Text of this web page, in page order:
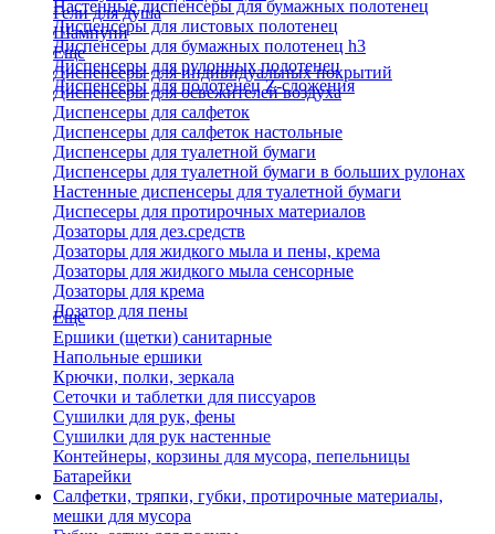
Гели для душа
Шампуни
Настенные диспенсеры для бумажных полотенец
Диспенсеры для листовых полотенец
Диспенсеры для бумажных полотенец h3
Диспенсеры для рулонных полотенец
Диспенсеры для полотенец Z-сложения
Еще
Диспенсеры для индивидуальных покрытий
Диспенсеры для освежителей воздуха
Диспенсеры для салфеток
Диспенсеры для салфеток настольные
Диспенсеры для туалетной бумаги
Диспенсеры для туалетной бумаги в больших рулонах
Настенные диспенсеры для туалетной бумаги
Диспесеры для протирочных материалов
Дозаторы для дез.средств
Дозаторы для жидкого мыла и пены, крема
Дозаторы для жидкого мыла сенсорные
Дозаторы для крема
Дозатор для пены
Еще
Ершики (щетки) санитарные
Напольные ершики
Крючки, полки, зеркала
Сеточки и таблетки для писсуаров
Сушилки для рук, фены
Сушилки для рук настенные
Контейнеры, корзины для мусора, пепельницы
Батарейки
Салфетки, тряпки, губки, протирочные материалы,
мешки для мусора